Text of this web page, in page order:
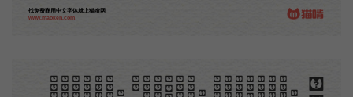
找免费商用中文字体就上猫啃网
www.maoken.com
。